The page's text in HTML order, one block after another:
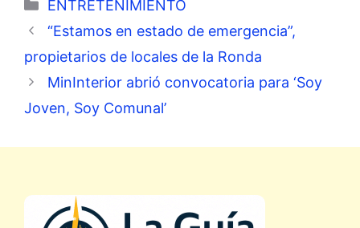
ENTRETENIMIENTO
“Estamos en estado de emergencia”,
propietarios de locales de la Ronda
MinInterior abrió convocatoria para ‘Soy
Joven, Soy Comunal’